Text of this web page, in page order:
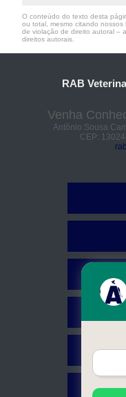
O conteúdo do texto desta
ou total, mesmo citando nossos
de violação de direito autoral –
direitos autorais
RAB
Venha
Antônio Sousa
CEP: